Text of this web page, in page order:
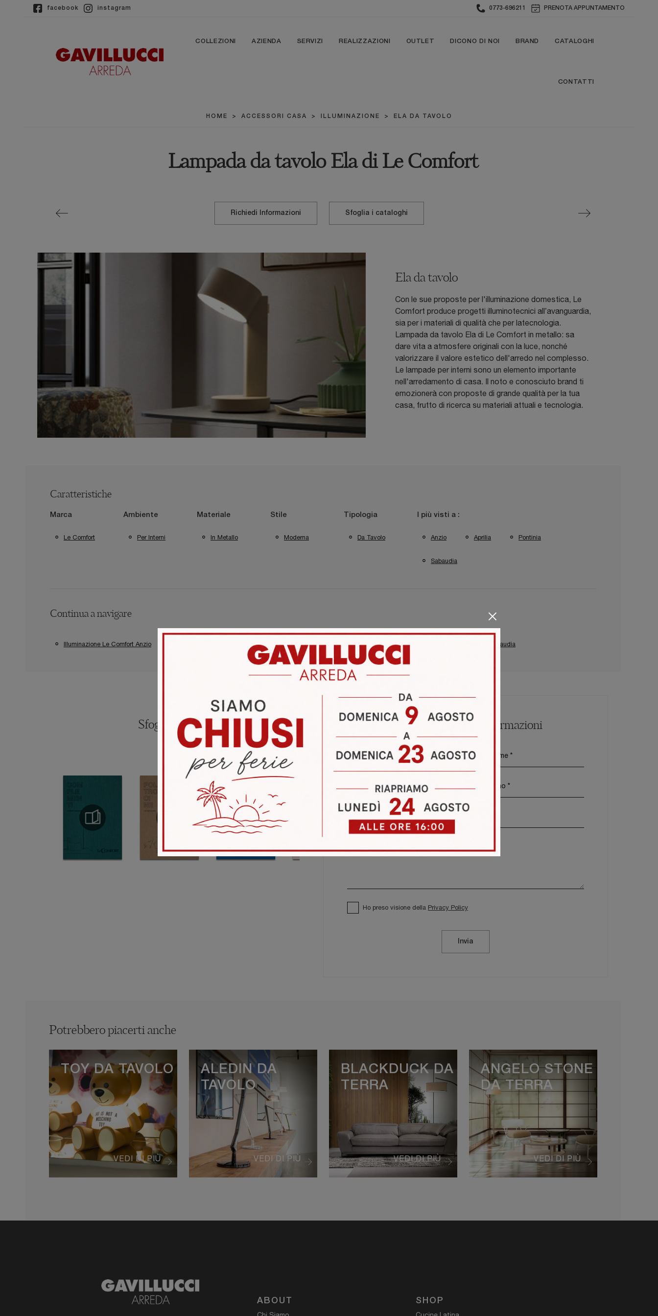
facebook instagram 0773-696211 PRENOTA APPUNTAMENTO
COLLEZIONI AZIENDA SERVIZI REALIZZAZIONI OUTLET DICONO DI NOI BRAND CATALOGHI
CONTATTI
HOME > ACCESSORI CASA > ILLUMINAZIONE > ELA DA TAVOLO
Lampada da tavolo Ela di Le Comfort
Richiedi Informazioni Sfoglia i cataloghi
Ela da tavolo
Con le sue proposte per l'illuminazione domestica, Le
Comfort produce progetti illuminotecnici all’avanguardia,
sia per i materiali di qualità che per latecnologia.
Lampada da tavolo Ela di Le Comfort in metallo: sa
dare vita a atmosfere originali con la luce, nonché
valorizzare il valore estetico dell'arredo nel complesso.
Le lampade per interni sono un elemento importante
nell'arredamento di casa. Il noto e conosciuto brand ti
emozionerà con proposte di grande qualità per la tua
casa, frutto di ricerca su materiali attuali e tecnologia.
Caratteristiche
Marca
Le Comfort
Ambiente
Per Interni
Materiale
In Metallo
Stile
Moderna
Tipologia
Da Tavolo
I più visti a :
Anzio Aprilia Pontinia
Sabaudia
Continua a navigare
Illuminazione Le Comfort Anzio Illuminazione Le Comfort Aprilia Illuminazione Le Comfort Pontinia Illuminazione Le Comfort Sabaudia
Sfoglia i cataloghi Richiedi Maggiori Informazioni
Ho preso visione della Privacy Policy
Invia
Potrebbero piacerti anche
VEDI DI PIÙ
TOY DA TAVOLO
VEDI DI PIÙ
ALEDIN DA
TAVOLO
VEDI DI PIÙ
BLACKDUCK DA
TERRA
VEDI DI PIÙ
ANGELO STONE
DA TERRA
ABOUT
SHOP